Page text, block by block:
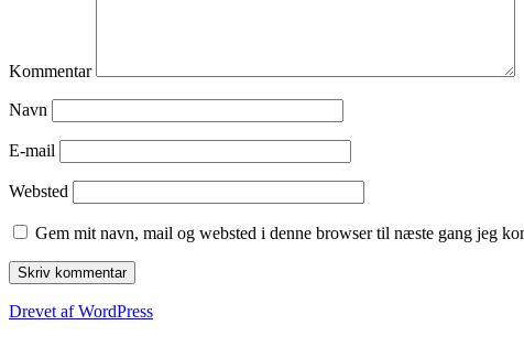
Kommentar
Navn
E-mail
Websted
Gem mit navn, mail og websted i denne browser til næste gang jeg
Drevet af WordPress